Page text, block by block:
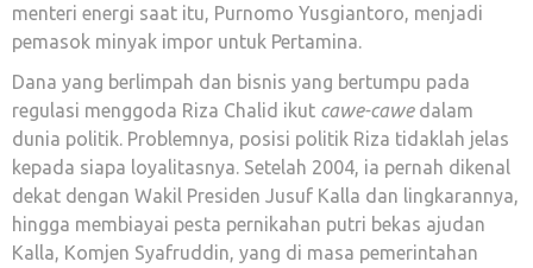
menteri energi saat itu, Purnomo Yusgiantoro, menjadi
pemasok minyak impor untuk Pertamina.
Dana yang berlimpah dan bisnis yang bertumpu pada
regulasi menggoda Riza Chalid ikut cawe-cawedalam
dunia politik. Problemnya, posisi politik Riza tidaklah jelas
kepada siapa loyalitasnya. Setelah 2004, ia pernah dikenal
dekat dengan Wakil Presiden Jusuf Kalla dan lingkarannya,
hingga membiayai pesta pernikahan putri bekas ajudan
Kalla, Komjen Syafruddin, yang di masa pemerintahan